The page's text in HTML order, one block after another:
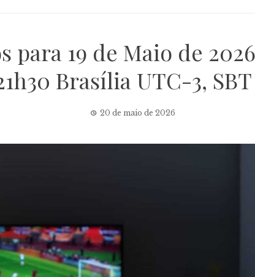
para 19 de Maio de
Brasília UTC-3, SBT
20 de maio de 2026